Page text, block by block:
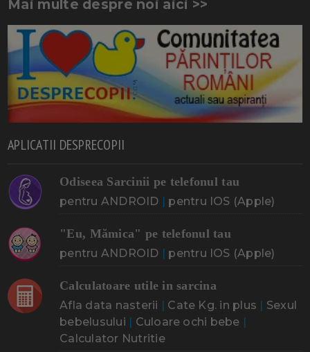
Mai multe despre noi aici >>
APLICATII DESPRECOPII
Odiseea Sarcinii pe telefonul tau
pentru ANDROID | pentru IOS (Apple)
"Eu, Mămica" pe telefonul tau
pentru ANDROID | pentru IOS (Apple)
Calculatoare utile in sarcina
Afla data nasterii | Cate Kg. in plus | Sexul
bebelusului | Culoare ochi bebe |
Calculator Nutritie